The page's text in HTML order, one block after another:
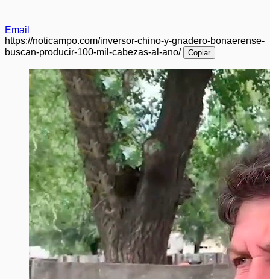
Email
https://noticampo.com/inversor-chino-y-gnadero-bonaerense-
buscan-producir-100-mil-cabezas-al-ano/
Copiar